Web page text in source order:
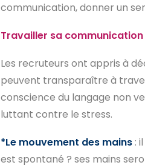
communication, donner un
Travailler sa
Les recruteurs ont appris à
peuvent transparaître à
conscience du langage non
luttant contre le stress.
*Le mouvement des mains :
est spontané ? ses mains